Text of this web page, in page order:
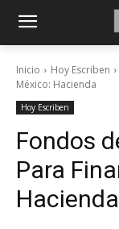
Inicio Hoy Escriben
México: Hacienda
Hoy Escriben
Fondos
Para
Hacienda